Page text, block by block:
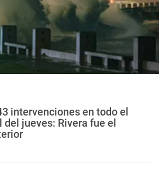
intervenciones en todo el
jueves: Rivera fue el